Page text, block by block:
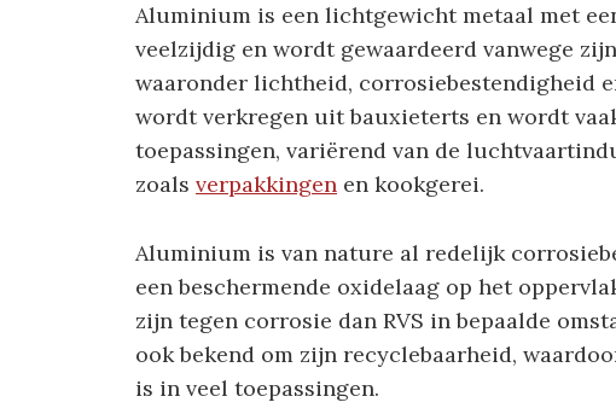
Aluminium is een lichtgewicht metaal met
veelzijdig en wordt gewaardeerd vanwege
waaronder lichtheid, corrosiebestendigheid
wordt verkregen uit bauxieterts en wordt
toepassingen, variërend van de
zoals verpakkingen en kookgerei.
Aluminium is van nature al redelijk
een beschermende oxidelaag op het
zijn tegen corrosie dan RVS in bepaalde
ook bekend om zijn recyclebaarheid,
is in veel toepassingen.